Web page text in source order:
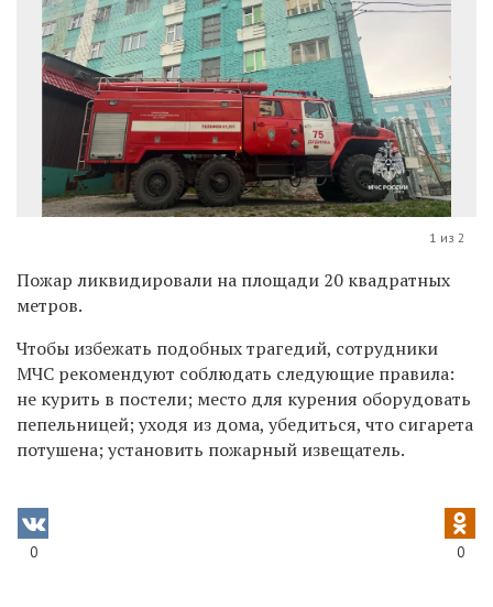
1 из 2
Пожар ликвидировали на площади 20 квадратных
метров.
Чтобы избежать подобных трагедий, сотрудники
МЧС рекомендуют соблюдать следующие правила:
не курить в постели; место для курения оборудовать
пепельницей; уходя из дома, убедиться, что сигарета
потушена; установить пожарный извещатель.
0 0